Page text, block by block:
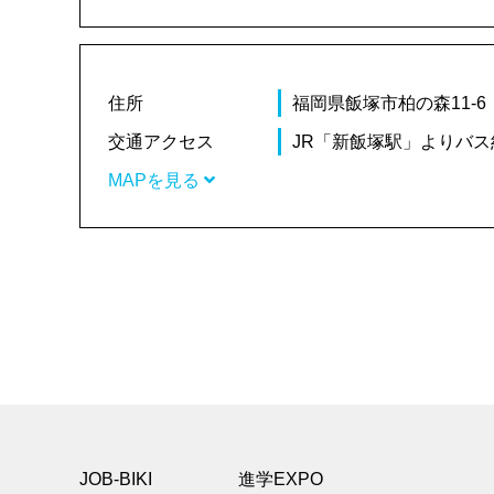
住所 福岡県飯塚市柏の森11-6
交通アクセス JR「新飯塚駅」よりバス
MAPを見る
JOB-BIKI 進学EXPO